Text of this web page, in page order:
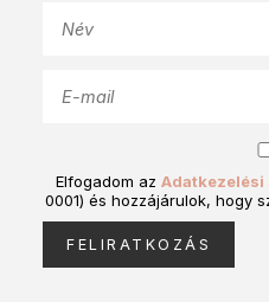
Elfogadom az
0001) és hozzájárulok, hogy